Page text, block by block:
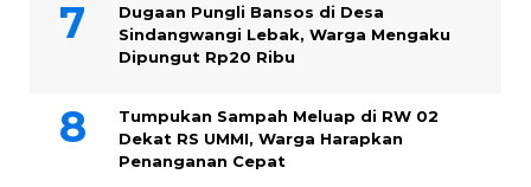
Dugaan Pungli Bansos di Desa
Sindangwangi Lebak, Warga Mengaku
Dipungut Rp20 Ribu
Tumpukan Sampah Meluap di RW 02
Dekat RS UMMI, Warga Harapkan
Penanganan Cepat